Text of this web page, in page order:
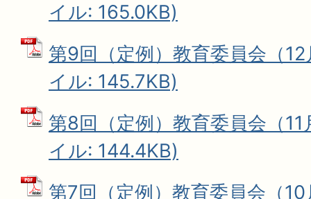
イル: 165.0KB)
第9回（定例）教育委員会（
イル: 145.7KB)
第8回（定例）教育委員会（
イル: 144.4KB)
第7回（定例）教育委員会（